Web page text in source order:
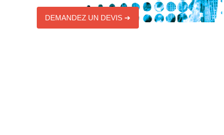
DEMANDEZ UN DEVIS ➔